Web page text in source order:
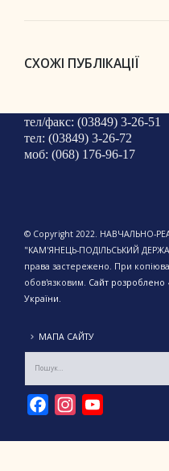
СХОЖІ ПУБЛІКАЦІЇ
тел/факс: (03849) 3-26-51
тел: (03849) 3-26-72
моб: (068) 176-96-17
© Copyright 2022. НАВЧАЛЬНО-
"КАМ'ЯНЕЦЬ-ПОДІЛЬСЬКИЙ
права застережено. При
обов'язковим. Сайт розроблено
України.
МАПА САЙТУ
FacebookInstagram